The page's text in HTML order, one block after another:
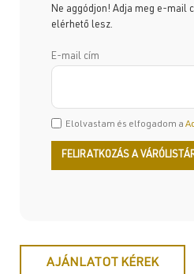
Ne aggódjon! Adja meg e-mail
elérhető lesz.
E-mail cím
Elolvastam és elfogadom a
AJÁNLATOT KÉREK